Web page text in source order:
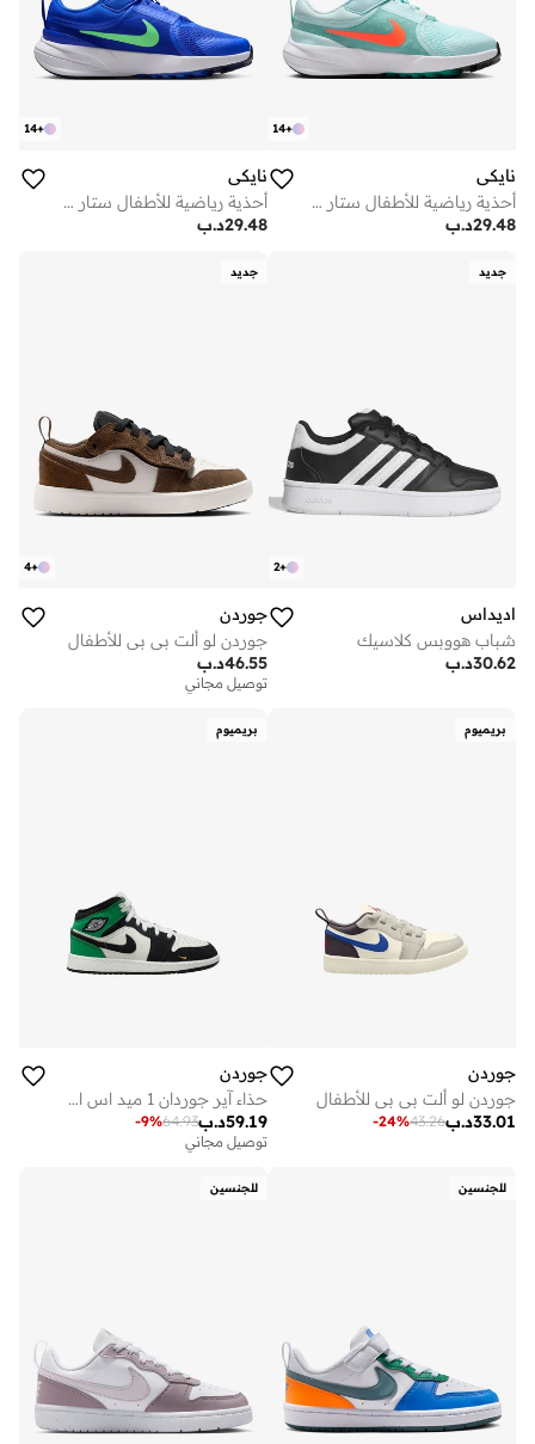
+
14
نايكي
أحذية رياضية للأطفال ستار رنر قطع
د.ب29.48
+
14
نايكي
أحذية رياضية للأطفال ستار رنر قطع
د.ب29.48
جديد
+
2
اديداس
شباب هووبس كلاسيك
د.ب30.62
جديد
+
4
جوردن
جوردن لو ألت بي بي للأطفال
د.ب46.55
توصيل مجاني
بريميوم
جوردن
جوردن لو ألت بي بي للأطفال
د.ب33.01
43.26
-24%
بريميوم
جوردن
حذاء آير جوردان 1 ميد اس اي بي جي
د.ب59.19
64.93
-9%
توصيل مجاني
للجنسين للجنسين